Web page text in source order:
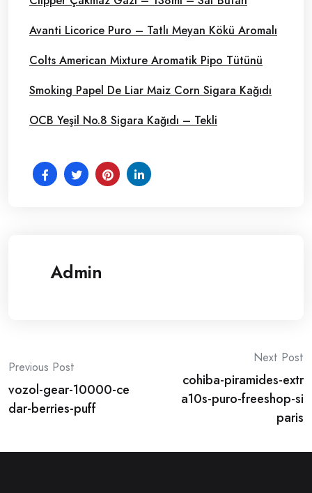
Avanti Licorice Puro – Tatlı Meyan Kökü Aromalı
Colts American Mixture Aromatik Pipo Tütünü
Smoking Papel De Liar Maiz Corn Sigara Kağıdı
OCB Yeşil No.8 Sigara Kağıdı – Tekli
Admin
Post
navigation
Previous Post
vozol-gear-10000-ce
dar-berries-puff
Next Post
cohiba-piramides-extr
a10s-puro-freeshop-si
paris